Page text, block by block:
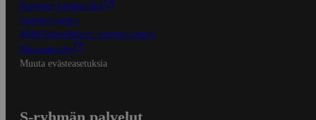
Palvelun käyttöehdot
Saavutettavuus
Mobiilisovelluksen saavutettavuus
Mainostajalle
Muuta evästeasetuksia